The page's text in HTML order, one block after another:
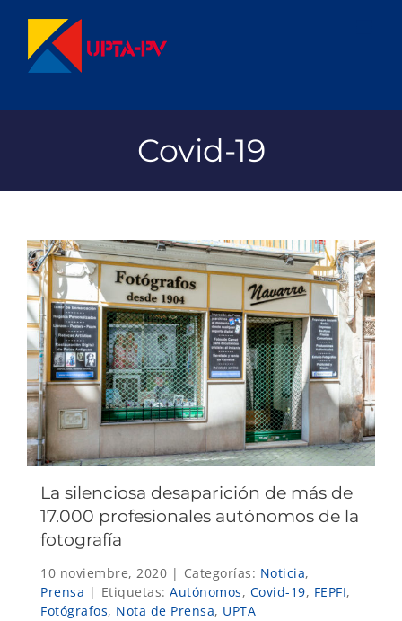
contenido
Covid-19
La silenciosa desaparición de más de
17.000 profesionales autónomos de la
fotografía
10 noviembre, 2020 | Categorías: Noticia,
Prensa | Etiquetas: Autónomos, Covid-19, FEPFI,
Fotógrafos, Nota de Prensa, UPTA